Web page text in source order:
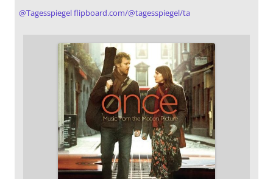
@Tagesspiegelflipboard.com/@tagesspiegel/ta